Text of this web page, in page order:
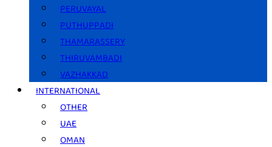
PERUVAYAL
PUTHUPPADI
THAMARASSERY
THIRUVAMBADI
VAZHAKKAD
INTERNATIONAL
OTHER
UAE
OMAN